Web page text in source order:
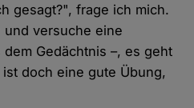
gesagt?", frage ich mich.
und versuche eine
Gedächtnis –, es geht
doch eine gute Übung,